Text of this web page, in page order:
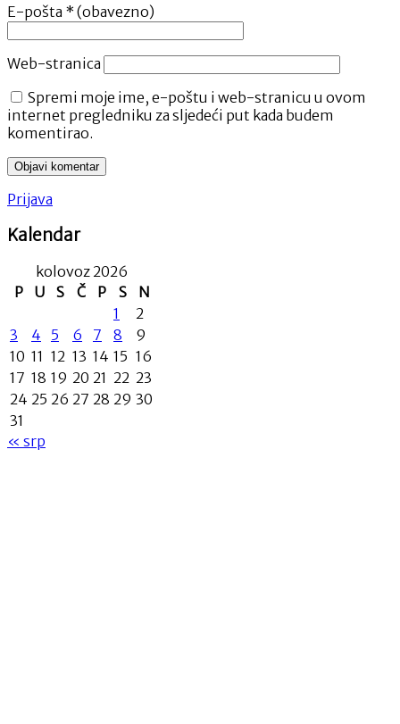
E-pošta * (obavezno)
Web-stranica
Spremi moje ime, e-poštu i web-stranicu u ovom
internet pregledniku za sljedeći put kada budem
komentirao.
Prijava
Kalendar
kolovoz 2026
P
U S Č P S
N
1
2
3
4 5 6 7 8
9
10 11 12 13 14 15 16
17 18 19 20 21 22 23
24 25 26 27 28 29 30
31
« srp